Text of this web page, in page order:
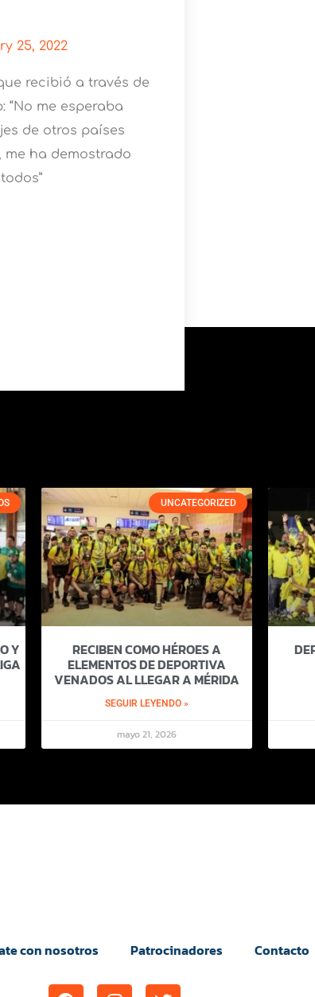
25, 2022
recibió a través de
me esperaba
de otros países
me ha demostrado
Y
UNCATEGORIZED
RECIBEN COMO HÉROES A
ELEMENTOS DE DEPORTIVA
VENADOS AL LLEGAR A MÉRIDA
SEGUIR LEYENDO »
mayo 21, 2026
con nosotros Patrocinadores Contacto